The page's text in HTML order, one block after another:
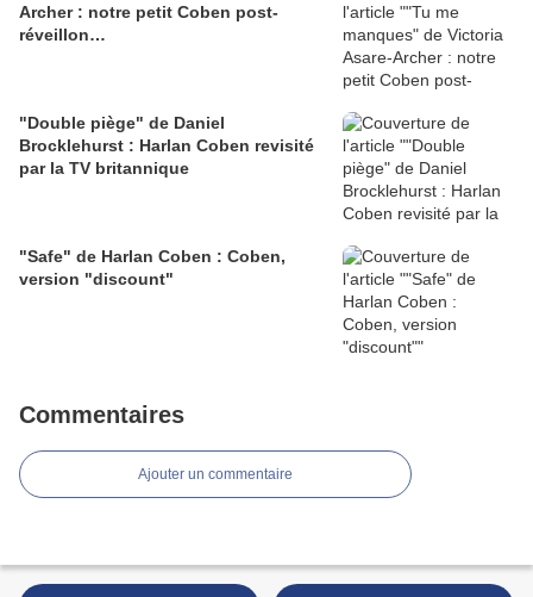
Archer : notre petit Coben post-
réveillon…
"Double piège" de Daniel
Brocklehurst : Harlan Coben revisité
par la TV britannique
"Safe" de Harlan Coben : Coben,
version "discount"
Commentaires
Ajouter un commentaire